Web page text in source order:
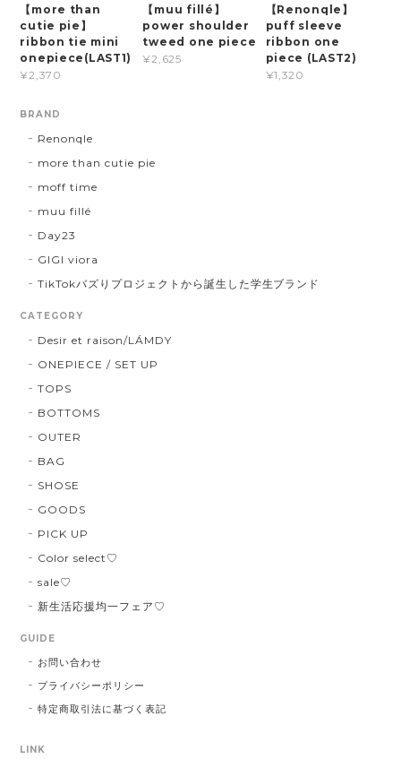
【more than
cutie pie】
ribbon tie mini
onepiece(LAST1)
¥2,370
【muu fillé】
power shoulder
tweed one piece
¥2,625
【Renonqle】
puff sleeve
ribbon one
piece (LAST2)
¥1,320
BRAND
Renonqle
more than cutie pie
moff time
muu fillé
Day23
GIGI viora
TikTokバズりプロジェクトから誕生した学生ブランド
CATEGORY
Desir et raison/LÁMDY
ONEPIECE / SET UP
TOPS
BOTTOMS
OUTER
BAG
SHOSE
GOODS
PICK UP
Color select♡
sale♡
新生活応援均一フェア♡
GUIDE
お問い合わせ
プライバシーポリシー
特定商取引法に基づく表記
LINK